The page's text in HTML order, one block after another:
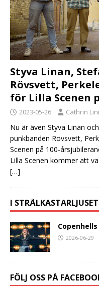
Styva Linan,
Rövsvett,
för Lilla Scenen
2023-05-26 Cathrin
Nu är även Styva Linan
punkbanden Rövsvett,
Scenen på 100-
Lilla Scenen kommer att
[…]
I STRÅLKASTARLJUSET
2026-06-29
FÖLJ OSS PÅ